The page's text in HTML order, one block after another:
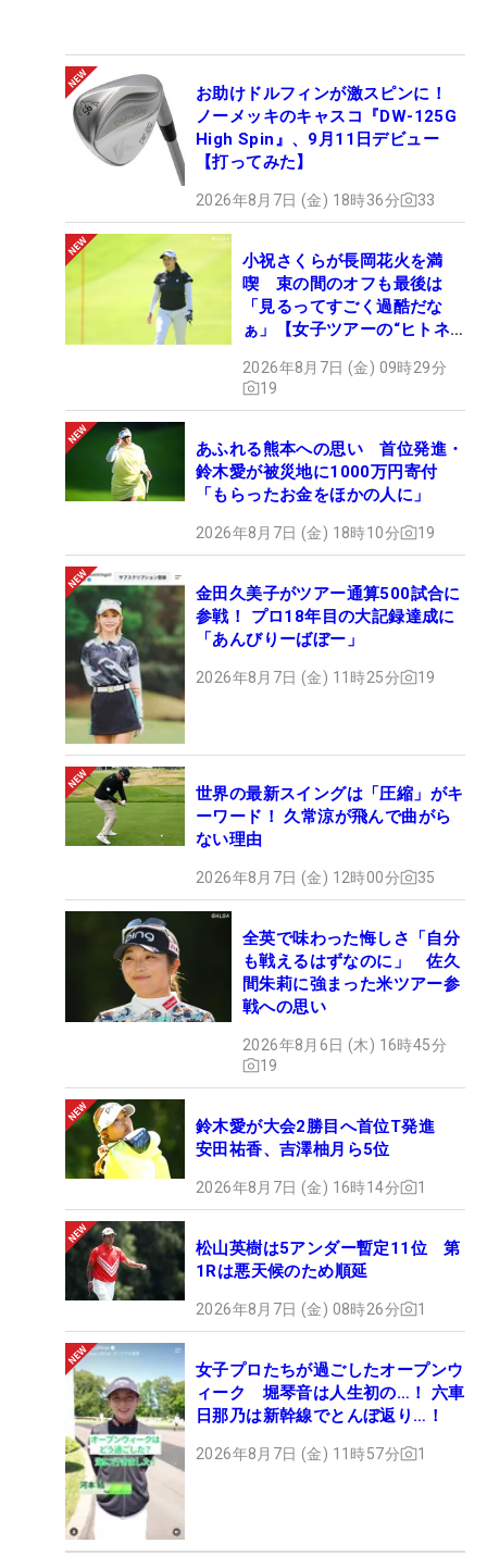
お助けドルフィンが激スピンに！
ノーメッキのキャスコ『DW-125G
High Spin』、9月11日デビュー
【打ってみた】
2026年8月7日 (金) 18時36分 33
小祝さくらが長岡花火を満
喫 束の間のオフも最後は
「見るってすごく過酷だな
ぁ」【女子ツアーの“ヒトネ
2026年8月7日 (金) 09時29分
19
あふれる熊本への思い 首位発進・
鈴木愛が被災地に1000万円寄付
「もらったお金をほかの人に」
2026年8月7日 (金) 18時10分 19
金田久美子がツアー通算500試合に
参戦！ プロ18年目の大記録達成に
「あんびりーばぼー」
2026年8月7日 (金) 11時25分 19
世界の最新スイングは「圧縮」がキ
ーワード！ 久常涼が飛んで曲がら
ない理由
2026年8月7日 (金) 12時00分 35
全英で味わった悔しさ「自分
も戦えるはずなのに」 佐久
間朱莉に強まった米ツアー参
戦への思い
2026年8月6日 (木) 16時45分
19
鈴木愛が大会2勝目へ首位T発進
安田祐香、吉澤柚月ら5位
2026年8月7日 (金) 16時14分 1
松山英樹は5アンダー暫定11位 第
1Rは悪天候のため順延
2026年8月7日 (金) 08時26分 1
女子プロたちが過ごしたオープンウ
ィーク 堀琴音は人生初の…！ 六車
日那乃は新幹線でとんぼ返り…！
2026年8月7日 (金) 11時57分 1